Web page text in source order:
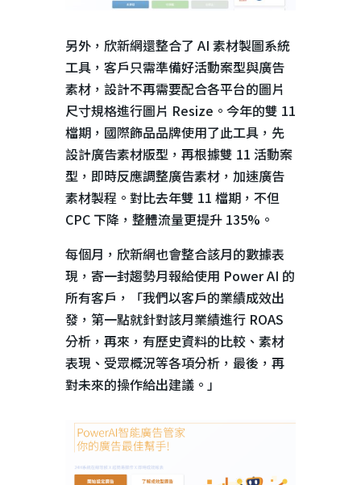
另外，欣新網還整合了 AI 素材製圖系統
工具，客戶只需準備好活動案型與廣告
素材，設計不再需要配合各平台的圖片
尺寸規格進行圖片 Resize 。今年的雙 11
檔期，國際飾品品牌使用了此工具，先
設計廣告素材版型，再根據雙 11 活動案
型，即時反應調整廣告素材，加速廣告
素材製程。對比去年雙 11 檔期，不但
CPC 下降，整體流量更提升135% 。
每個月，欣新網也會整合該月的數據表
現，寄一封趨勢月報給使用 Power AI 的
所有客戶，「我們以客戶的業績成效出
發，第一點就針對該月業績進行ROAS
分析，再來，有歷史資料的比較、素材
表現、受眾概況等各項分析，最後，再
對未來的操作給出建議。」